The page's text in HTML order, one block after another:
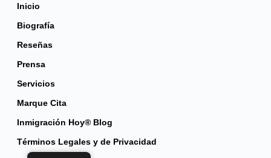
Inicio
Biografía
Reseñas
Prensa
Servicios
Marque Cita
Inmigración Hoy® Blog
Términos Legales y de Privacidad